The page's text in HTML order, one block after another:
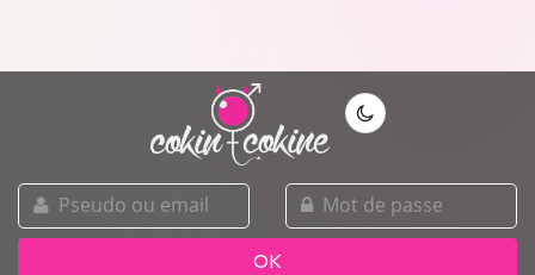
pseudo
ou
email
mot
de
passe
OK